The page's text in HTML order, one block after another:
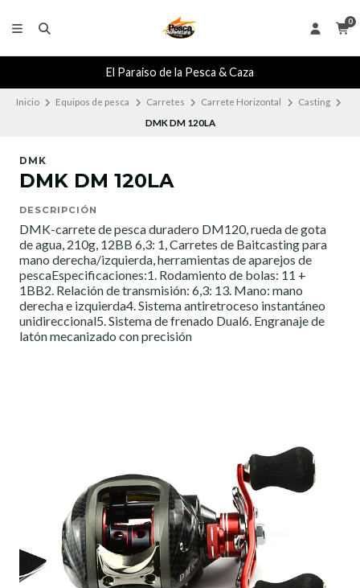
0
El Paraiso de la Pesca & Caza
Inicio Equipos de pesca Carretes Carrete Horizontal
Casting
DMK DM 120LA
DMK
DMK DM 120LA
DESCRIPCIÓN
DMK-carrete de pesca duradero DM120, rueda de gota
de agua, 210g, 12BB 6,3: 1, Carretes de Baitcasting para
mano derecha/izquierda, herramientas de aparejos de
pescaEspecificaciones:1. Rodamiento de bolas: 11 +
1BB2. Relación de transmisión: 6,3: 13. Mano: mano
derecha e izquierda4. Sistema antiretroceso instantáneo
unidireccional5. Sistema de frenado Dual6. Engranaje de
latón mecanizado con precisión